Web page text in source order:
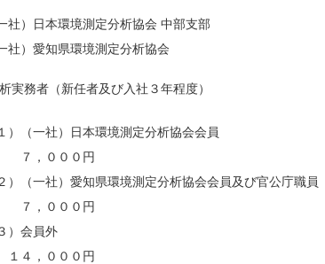
社）日本環境測定分析協会 中部支部
社）愛知県環境測定分析協会
実務者（新任者及び入社３年程度）
）（一社）日本環境測定分析協会会員
７，０００円
２）（一社）愛知県環境測定分析協会会員及び官公庁職員
７，０００円
）会員外
１４，０００円